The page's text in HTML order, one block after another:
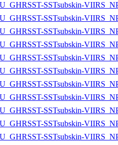
SSTsubskin-
SSTsubskin-
SSTsubskin-
SSTsubskin-
SSTsubskin-
SSTsubskin-
SSTsubskin-
SSTsubskin-
SSTsubskin-
SSTsubskin-
SSTsubskin-